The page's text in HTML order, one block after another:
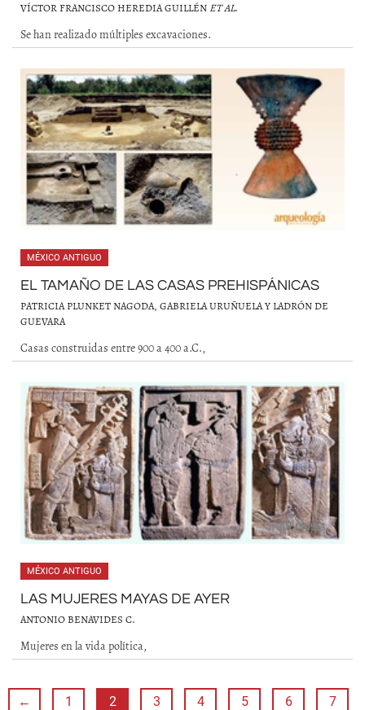
VÍCTOR FRANCISCO HEREDIA GUILLÉN ET AL.
Se han realizado múltiples excavaciones.
MÉXICO ANTIGUO
EL TAMAÑO DE LAS CASAS PREHISPÁNICAS
PATRICIA PLUNKET NAGODA, GABRIELA URUÑUELA Y LADRÓN DE
GUEVARA
Casas construidas entre 900 a 400 a.C.,
MÉXICO ANTIGUO
LAS MUJERES MAYAS DE AYER
ANTONIO BENAVIDES C.
Mujeres en la vida política,
← 1 2 3 4 5 6 7